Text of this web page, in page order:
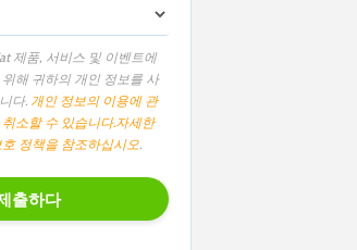
제품, 서비스 및 이벤트에
해 귀하의 개인 정보를 사
다.개인 정보의 이용에 관
소할 수 있습니다.자세한
정책을 참조하십시오.